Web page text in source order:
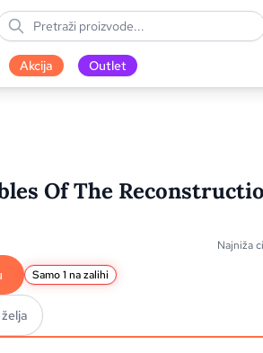
Akcija Outlet
Of The
Najniža
Samo 1 na zalihi